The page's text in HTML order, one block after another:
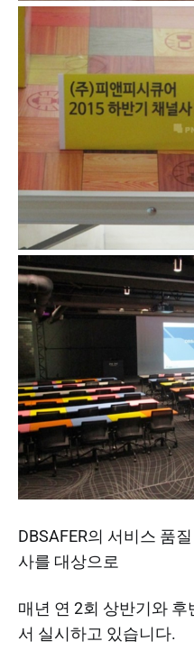
DBSAFER의 서비스 품
사를 대상으로
매년 연 2회 상반기와
서 실시하고 있습니다.